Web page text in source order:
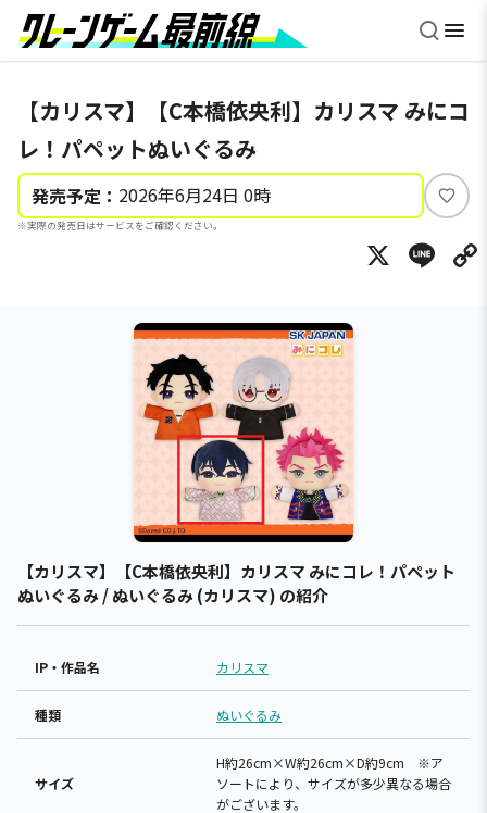
【カリスマ】【C本橋依央利】カリスマ みにコ
レ！パペットぬいぐるみ
発売予定： 2026年6月24日 0時
※実際の発売日はサービスをご確認ください。
い
ね
X
【カリスマ】【C本橋依央利】カリスマ みにコレ！パペット
ぬいぐるみ / ぬいぐるみ (カリスマ) の紹介
IP・作品名 カリスマ
種類 ぬいぐるみ
サイズ
H約26cm×W約26cm×D約9cm ※ア
ソートにより、サイズが多少異なる場合
がございます。